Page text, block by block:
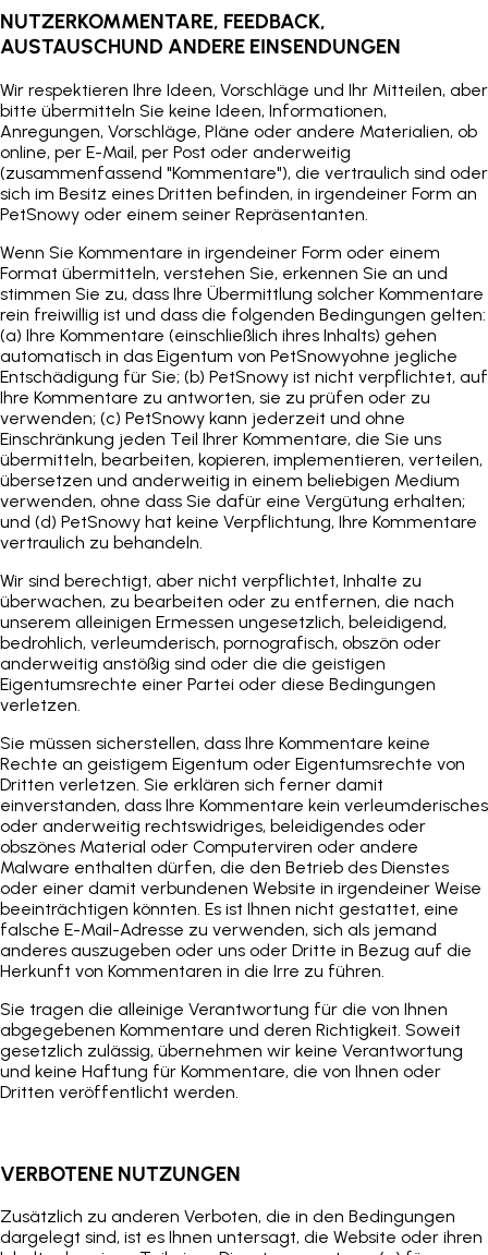
NUTZERKOMMENTARE, FEEDBACK,
AUSTAUSCHUND ANDERE EINSENDUNGEN
Wir respektieren Ihre Ideen, Vorschläge und Ihr Mitteilen, aber
bitte übermitteln Sie keine Ideen, Informationen,
Anregungen, Vorschläge, Pläne oder andere Materialien, ob
online, per E-Mail, per Post oder anderweitig
(zusammenfassend "Kommentare"), die vertraulich sind oder
sich im Besitz eines Dritten befinden, in irgendeiner Form an
PetSnowy oder einem seiner Repräsentanten.
Wenn Sie Kommentare in irgendeiner Form oder einem
Format übermitteln, verstehen Sie, erkennen Sie an und
stimmen Sie zu, dass Ihre Übermittlung solcher Kommentare
rein freiwillig ist und dass die folgenden Bedingungen gelten:
(a) Ihre Kommentare (einschließlich ihres Inhalts) gehen
automatisch in das Eigentum von PetSnowyohne jegliche
Entschädigung für Sie; (b) PetSnowy ist nicht verpflichtet, auf
Ihre Kommentare zu antworten, sie zu prüfen oder zu
verwenden; (c) PetSnowy kann jederzeit und ohne
Einschränkung jeden Teil Ihrer Kommentare, die Sie uns
übermitteln, bearbeiten, kopieren, implementieren, verteilen,
übersetzen und anderweitig in einem beliebigen Medium
verwenden, ohne dass Sie dafür eine Vergütung erhalten;
und (d) PetSnowy hat keine Verpflichtung, Ihre Kommentare
vertraulich zu behandeln.
Wir sind berechtigt, aber nicht verpflichtet, Inhalte zu
überwachen, zu bearbeiten oder zu entfernen, die nach
unserem alleinigen Ermessen ungesetzlich, beleidigend,
bedrohlich, verleumderisch, pornografisch, obszön oder
anderweitig anstößig sind oder die die geistigen
Eigentumsrechte einer Partei oder diese Bedingungen
verletzen.
Sie müssen sicherstellen, dass Ihre Kommentare keine
Rechte an geistigem Eigentum oder Eigentumsrechte von
Dritten verletzen. Sie erklären sich ferner damit
einverstanden, dass Ihre Kommentare kein verleumderisches
oder anderweitig rechtswidriges, beleidigendes oder
obszönes Material oder Computerviren oder andere
Malware enthalten dürfen, die den Betrieb des Dienstes
oder einer damit verbundenen Website in irgendeiner Weise
beeinträchtigen könnten. Es ist Ihnen nicht gestattet, eine
falsche E-Mail-Adresse zu verwenden, sich als jemand
anderes auszugeben oder uns oder Dritte in Bezug auf die
Herkunft von Kommentaren in die Irre zu führen.
Sie tragen die alleinige Verantwortung für die von Ihnen
abgegebenen Kommentare und deren Richtigkeit. Soweit
gesetzlich zulässig, übernehmen wir keine Verantwortung
und keine Haftung für Kommentare, die von Ihnen oder
Dritten veröffentlicht werden.
VERBOTENE NUTZUNGEN
Zusätzlich zu anderen Verboten, die in den Bedingungen
dargelegt sind, ist es Ihnen untersagt, die Website oder ihren